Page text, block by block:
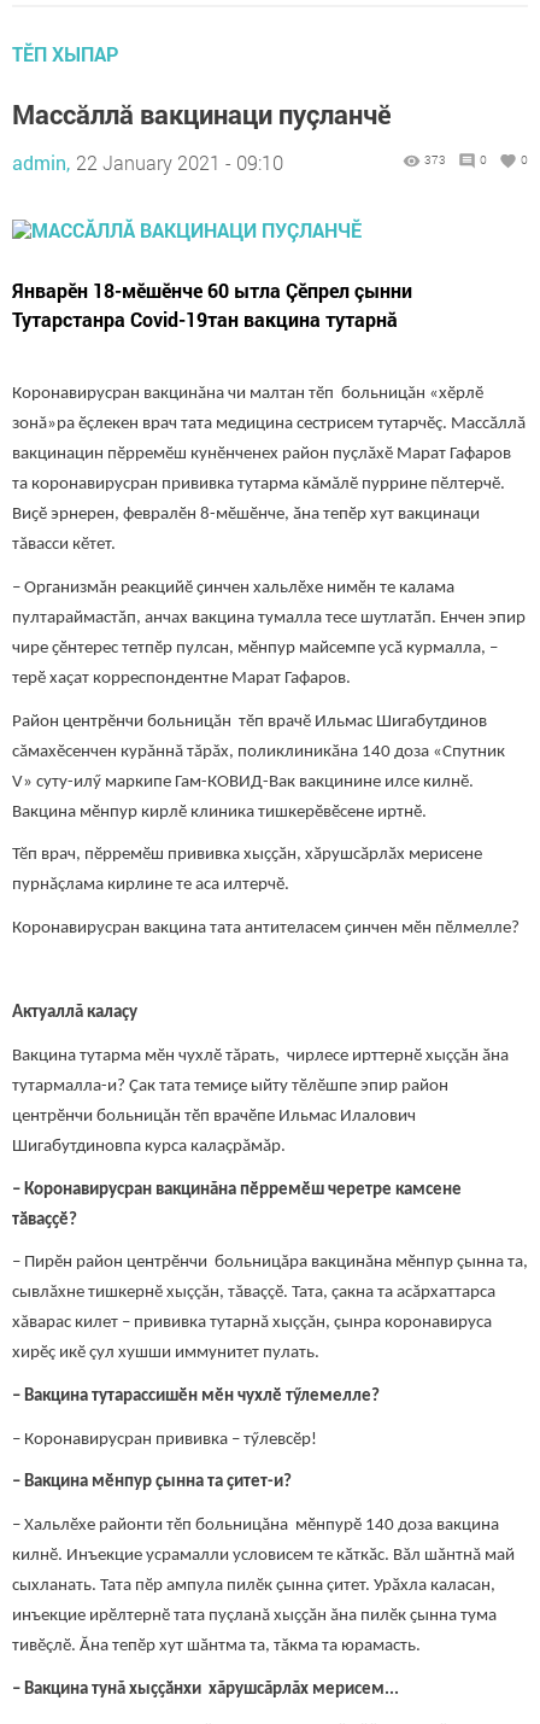
ТӖП ХЫПАР
Массăллă вакцинаци пуçланчӗ
admin, 22 January 2021 - 09:10 373 0 0
Январӗн 18-мӗшӗнче 60 ытла Çӗпрел çынни
Тутарстанра Covid-19тан вакцина тутарнă
Коронавирусран вакцинăна чи малтан тӗп больницăн «хӗрлӗ
зонă»ра ӗçлекен врач тата медицина сестрисем тутарчӗç. Массӑллӑ
вакцинацин пӗрремӗш кунӗнченех район пуçлăхӗ Марат Гафаров
та коронавирусран прививка тутарма кăмăлӗ пуррине пӗлтерчӗ.
Виҫӗ эрнерен, февралӗн 8-мӗшӗнче, ӑна тепӗр хут вакцинаци
тăвасси кӗтет.
– Организмăн реакцийӗ ҫинчен хальлӗхе нимӗн те калама
пултараймастӑп, анчах вакцина тумалла тесе шутлатӑп. Енчен эпир
чире ҫӗнтерес тетпӗр пулсан, мӗнпур майсемпе усӑ курмалла, –
терӗ хаҫат корреспондентне Марат Гафаров.
Район центрӗнчи больницăн тӗп врачӗ Ильмас Шигабутдинов
сăмахӗсенчен курăннă тăрăх, поликлиникӑна 140 доза «Спутник
V» суту-илӳ маркипе Гам-КОВИД-Вак вакцинине илсе килнӗ.
Вакцина мӗнпур кирлӗ клиника тишкерӗвӗсене иртнӗ.
Тӗп врач, пӗрремӗш прививка хыҫҫӑн, хӑрушсӑрлӑх мерисене
пурнăçлама кирлине те аса илтерчӗ.
Коронавирусран вакцина тата антителасем ҫинчен мӗн пӗлмелле?
Актуаллă калаçу
Вакцина тутарма мӗн чухлӗ тăрать, чирлесе ирттернӗ хыççăн ӑна
тутармалла-и? Ҫак тата темиҫе ыйту тӗлӗшпе эпир район
центрӗнчи больницăн тӗп врачӗпе Ильмас Илалович
Шигабутдиновпа курса калаçрăмăр.
– Коронавирусран вакцинăна пӗрремӗш черетре камсене
тӑваҫҫӗ?
– Пирӗн район центрӗнчи больницăра вакцинăна мӗнпур çынна та,
сывлăхне тишкернӗ хыççăн, тăваççӗ. Тата, çакна та асăрхаттарса
хăварас килет – прививка тутарнă хыççăн, çынра коронавируса
хирӗç икӗ çул хушши иммунитет пулать.
– Вакцина тутарассишӗн мӗн чухлӗ тӳлемелле?
– Коронавирусран прививка – тӳлевсӗр!
– Вакцина мӗнпур çынна та ҫитет-и?
– Хальлӗхе районти тӗп больницăна мӗнпурӗ 140 доза вакцина
килнӗ. Инъекцие усрамалли условисем те кӑткӑс. Вăл шăнтнă май
сыхланать. Тата пӗр ампула пилӗк ҫынна çитет. Урӑхла каласан,
инъекцие ирӗлтернӗ тата пуçланă хыҫҫӑн ăна пилӗк ҫынна тума
тивӗçлӗ. Ӑна тепӗр хут шӑнтма та, тăкма та юрамасть.
– Вакцина тунă хыҫҫӑнхи хăрушсăрлăх мерисем...